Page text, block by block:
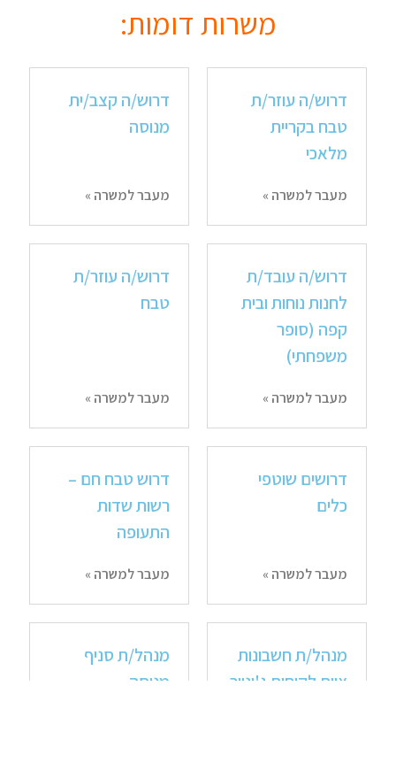
משרות דומות:
דרוש/ה עוזר/ת
טבח בקריית
מלאכי
מעבר למשרה »
דרוש/ה קצב/ית
מנוסה
מעבר למשרה »
דרוש/ה עובד/ת
לחנות נוחות ובית
קפה (סופר
משפחתי)
מעבר למשרה »
דרוש/ה עוזר/ת
טבח
מעבר למשרה »
דרושים שוטפי
כלים
מעבר למשרה »
דרוש טבח חם –
רשות שדות
התעופה
מעבר למשרה »
מנהל/ת חשבונות
צוות לקוחות ג'וניור
מנהל/ת סניף
מנוסה